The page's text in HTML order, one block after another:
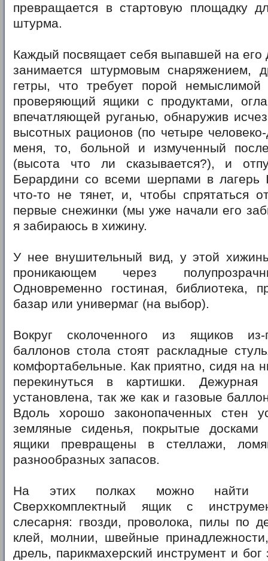
превращается в стартовую площадку
штурма.
Каждый посвящает себя выпавшей на его
занимается штурмовым снаряжением,
гетры, что требует порой немыслимой
проверяющий ящики с продуктами,
впечатляющей руганью, обнаружив
высотных рационов (по четыре
меня, то, больной и измученный
(высота что ли сказывается?), и
Берардини со всеми шерпами в
что-то не тянет, и, чтобы спрятаться
первые снежинки (мы уже начали его
я забираюсь в хижину.
У нее внушительный вид, у этой
проникающем через
Одновременно гостиная, библиотека,
базар или универмаг (на выбор).
Вокруг сколоченного из ящиков из-
баллонов стола стоят раскладные
комфортабельные. Как приятно, сидя на
перекинуться в картишки.
установлена, так же как и газовые
Вдоль хорошо законопаченных стен
земляные сиденья, покрытые
ящики превращены в стеллажи,
разнообразных запасов.
На этих полках можно найти
Сверхкомплектный ящик с
слесарня: гвозди, проволока, пилы по
клей, молнии, швейные
дрель, парикмахерский инструмент и